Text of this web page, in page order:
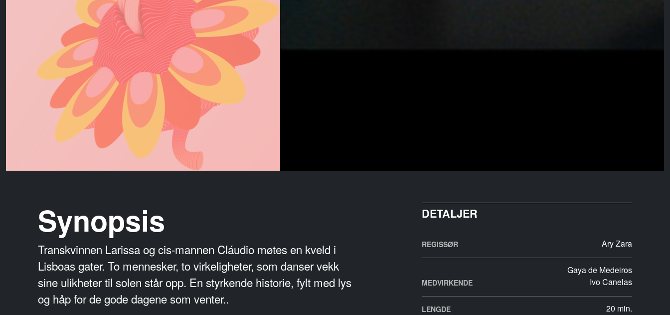
Synopsis
Transkvinnen Larissa og cis-mannen Cláudio møtes en kveld i
Lisboas gater. To mennesker, to virkeligheter, som danser vekk
sine ulikheter til solen står opp. En styrkende historie, fylt med lys
og håp for de gode dagene som venter..
DETALJER
REGISSØR Ary Zara
MEDVIRKENDE
Gaya de Medeiros
Ivo Canelas
LENGDE 20 min.